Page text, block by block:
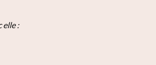
elle :